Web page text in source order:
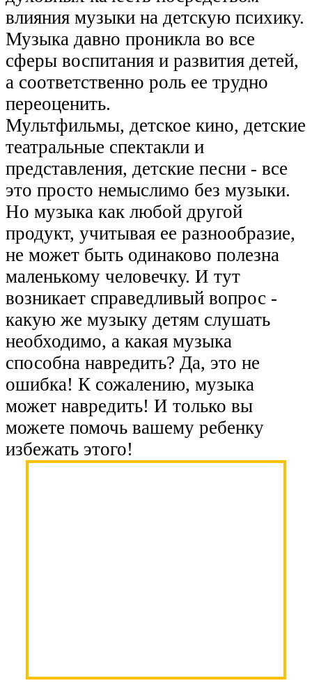
влияния музыки на детскую психику.
Музыка давно проникла во все
сферы воспитания и развития детей,
а соответственно роль ее трудно
переоценить.
Мультфильмы, детское кино, детские
театральные спектакли и
представления, детские песни - все
это просто немыслимо без музыки.
Но музыка как любой другой
продукт, учитывая ее разнообразие,
не может быть одинаково полезна
маленькому человечку. И тут
возникает справедливый вопрос -
какую же музыку детям слушать
необходимо, а какая музыка
способна навредить? Да, это не
ошибка! К сожалению, музыка
может навредить! И только вы
можете помочь вашему ребенку
избежать этого!